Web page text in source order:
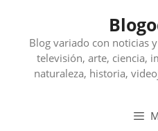
contenidoBlog variado con noticias
televisión, arte, ciencia,
naturaleza, historia,